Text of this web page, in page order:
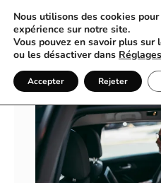
À la
Nous utilisons des cookies
expérience sur notre site.
Vous pouvez en savoir plus
ou les désactiver dans Réglages
Accepter Rejeter